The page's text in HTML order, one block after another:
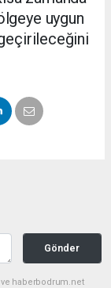
uygun
Gönder
ve haberbodrum.net